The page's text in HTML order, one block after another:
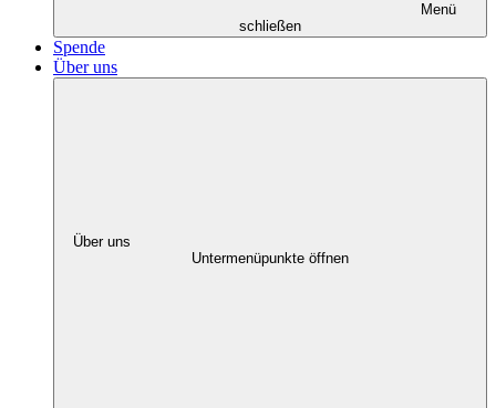
Menü
schließen
Spende
Über uns
Über uns
Untermenüpunkte öffnen